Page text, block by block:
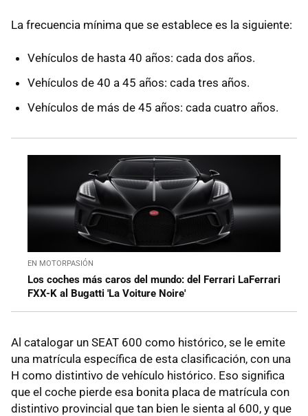
La frecuencia mínima que se establece es la siguiente:
Vehículos de hasta 40 años: cada dos años.
Vehículos de 40 a 45 años: cada tres años.
Vehículos de más de 45 años: cada cuatro años.
EN MOTORPASIÓN
Los coches más caros del mundo: del Ferrari LaFerrari
FXX-K al Bugatti 'La Voiture Noire'
Al catalogar un SEAT 600 como histórico, se le emite
una matrícula específica de esta clasificación, con una
H como distintivo de vehículo histórico. Eso significa
que el coche pierde esa bonita placa de matrícula con
distintivo provincial que tan bien le sienta al 600, y que